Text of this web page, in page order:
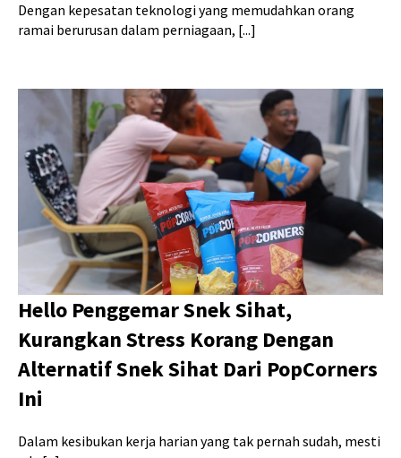
Dengan kepesatan teknologi yang memudahkan orang
ramai berurusan dalam perniagaan, [...]
Hello Penggemar Snek Sihat,
Kurangkan Stress Korang Dengan
Alternatif Snek Sihat Dari PopCorners
Ini
Dalam kesibukan kerja harian yang tak pernah sudah, mesti